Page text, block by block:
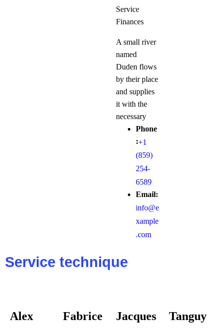
Service
Finances
A small river
named
Duden flows
by their place
and supplies
it with the
necessary
Phone
:+1
(859)
254-
6589
Email:
info@e
xample
.com
Service technique
Alex
Fabrice
Jacques
Tanguy